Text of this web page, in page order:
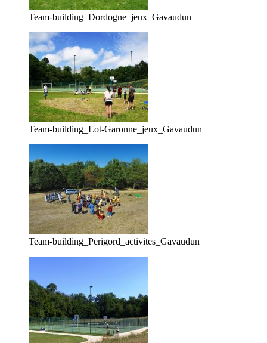
Team-building_Dordogne_jeux_Gavaudun
Team-building_Lot-Garonne_jeux_Gavaudun
Team-building_Perigord_activites_Gavaudun